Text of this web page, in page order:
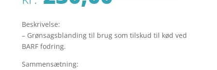
Beskrivelse:
– Grønsagsblanding til brug som tilskud til kød ved
BARF fodring.
Sammensætning: